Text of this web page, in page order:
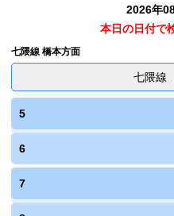
2026年
本日の日付で
七隈線 橋本方面
七隈線
5
6
7